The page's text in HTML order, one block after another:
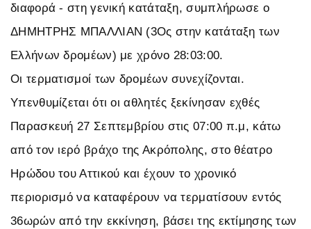
διαφορά - στη γενική κατάταξη, συμπλήρωσε ο
ΔΗΜΗΤΡΗΣ ΜΠΑΛΛΙΑΝ (3Ος στην κατάταξη των
Ελλήνων δρομέων) με χρόνο 28:03:00.
Οι τερματισμοί των δρομέων συνεχίζονται.
Υπενθυμίζεται ότι οι αθλητές ξεκίνησαν εχθές
Παρασκευή 27 Σεπτεμβρίου στις 07:00 π.μ, κάτω
από τον ιερό βράχο της Ακρόπολης, στο θέατρο
Ηρώδου του Αττικού και έχουν το χρονικό
περιορισμό να καταφέρουν να τερματίσουν εντός
36ωρών από την εκκίνηση, βάσει της εκτίμησης των